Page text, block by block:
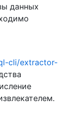
данных
cli/extractor-